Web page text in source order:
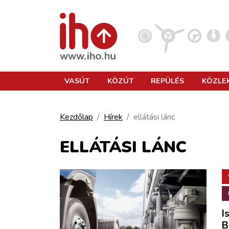
REPÜLÉS
KÖZLEKEDÉSFEJLESZTÉS
ELLÁTÁSI LÁNC
VASÚT KÖZÚT REPÜLÉS
Kezdőlap Hírek ellátási lánc
ELLÁTÁSI LÁNC